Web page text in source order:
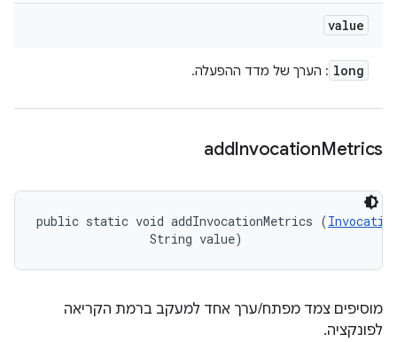
value
long : הערך של מדד ההפעלה.
addInvocationMetrics
public static void addInvocationMetrics (
                String value)
מוסיפים צמד מפתח/ערך אחד למעקב ברמת הקריאה
לפונקציה.